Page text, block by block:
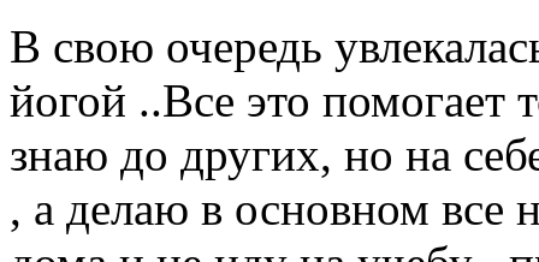
В свою очередь
йогой ..Все это помогает
знаю до других, но на
, а делаю в основном все